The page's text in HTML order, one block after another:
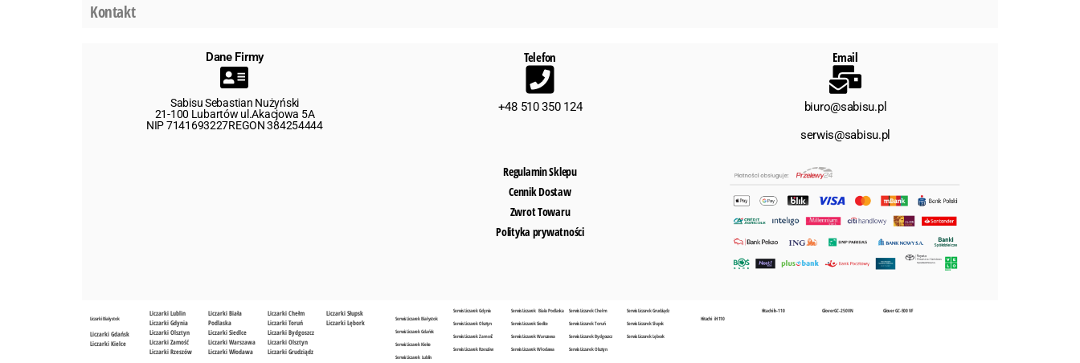
Kontakt
Dane Firmy
Sabisu Sebastian Nużyński
21-100 Lubartów ul.Akacjowa 5A
NIP 7141693227REGON 384254444
Telefon
+48 510 350 124
Email
biuro@sabisu.pl
serwis@sabisu.pl
Regulamin Sklepu
Cennik Dostaw
Zwrot Towaru
Polityka prywatności
Liczarki Białystok
Liczarki Gdańsk
Liczarki Kielce
Liczarki Lublin
Liczarki Gdynia
Liczarki Olsztyn
Liczarki Zamość
Liczarki Rzeszów
Liczarki Biała
Podlaska
Liczarki Siedlce
Liczarki Warszawa
Liczarki Włodawa
Liczarki Chełm
Liczarki Toruń
Liczarki Bydgoszcz
Liczarki Olsztyn
Liczarki Grudziądz
Liczarki Słupsk
Liczarki Lębork
Serwis Liczarek Białystok
Serwis Liczarek Gdańsk
Serwis Liczarek Kielce
Serwis Liczarek Lublin
Serwis Liczarek Gdynia
Serwis Liczarek Olsztyn
Serwis Liczarek Zamość
Serwis Liczarek Rzeszów
Serwis Liczarek Biała Podlaska
Serwis Liczarek Siedlce
Serwis Liczarek Warszawa
Serwis Liczarek Włodawa
Serwis Liczarek Chełm
Serwis Liczarek Toruń
Serwis Liczarek Bydgoszcz
Serwis Liczarek Olsztyn
Serwis Liczarek Grudziądz
Serwis Liczarek Słupsk
Serwis Liczarek Lębork
Hitachi iH 110
Hitachi ih-110 Glover GC-250 VN Glover GC-500 VF